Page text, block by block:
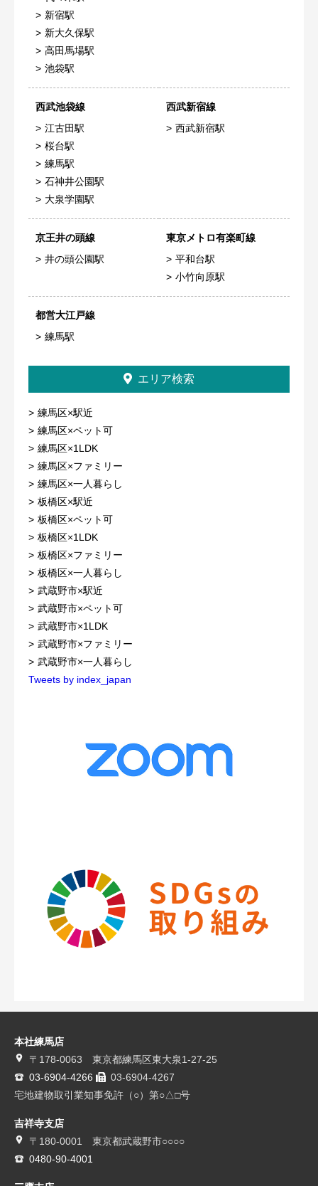
新宿駅
新大久保駅
高田馬場駅
池袋駅
西武池袋線
江古田駅
桜台駅
練馬駅
石神井公園駅
大泉学園駅
西武新宿線
西武新宿駅
京王井の頭線
井の頭公園駅
東京メトロ有楽町線
平和台駅
小竹向原駅
都営大江戸線
練馬駅
エリア検索
練馬区×駅近
練馬区×ペット可
練馬区×1LDK
練馬区×ファミリー
練馬区×一人暮らし
板橋区×駅近
板橋区×ペット可
板橋区×1LDK
板橋区×ファミリー
板橋区×一人暮らし
武蔵野市×駅近
武蔵野市×ペット可
武蔵野市×1LDK
武蔵野市×ファミリー
武蔵野市×一人暮らし
Tweets by index_japan
本社練馬店
〒178-0063 東京都練馬区東大泉1-27-25
03-6904-4266
03-6904-4267
宅地建物取引業知事免許（○）第○△□号
吉祥寺支店
〒180-0001 東京都武蔵野市○○○○
0480-90-4001